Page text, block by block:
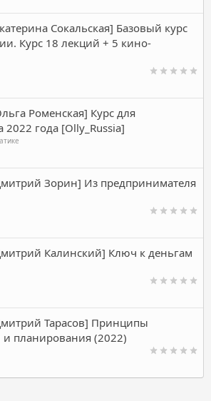
Сокальская] Базовый курс
Курс 18 лекций + 5 кино-
Роменская] Курс для
2022 года [Olly_Russia]
Зорин] Из предпринимателя
Калинский] Ключ к деньгам
Тарасов] Принципы
и планирования (2022)